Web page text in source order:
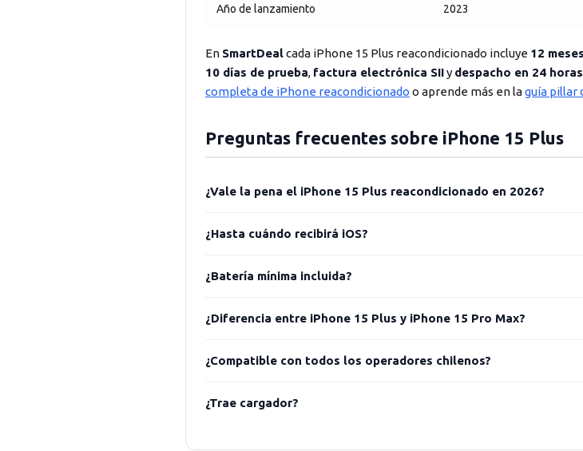
Año de lanzamiento 2023
En SmartDealcada iPhone 15 Plus reacondicionado incluye 12
10 días de prueba, factura electrónica SIIy despacho en 24 horas
completa de iPhone reacondicionado o aprende más en laguía pillar
Preguntas frecuentes sobre iPhone 15 Plus
¿Vale la pena el iPhone 15 Plus reacondicionado en 2026?
¿Hasta cuándo recibirá iOS?
¿Batería mínima incluida?
¿Diferencia entre iPhone 15 Plus y iPhone 15 Pro Max?
¿Compatible con todos los operadores chilenos?
¿Trae cargador?